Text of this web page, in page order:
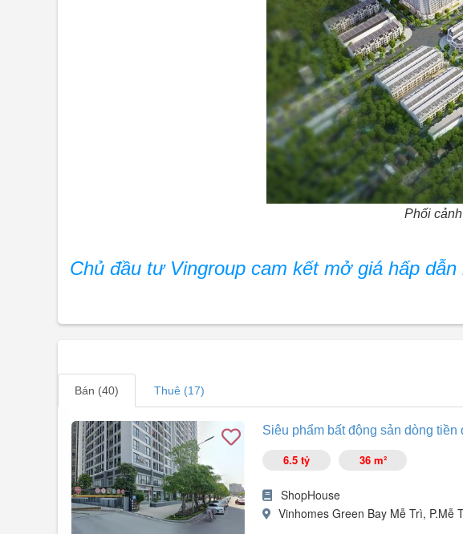
Phối
Chủ đầu tư Vingroup cam kết mở giá hấp dẫn
Bán (40) Thuê (17)
Siêu phẩm bất động sản dòng
6.5 tỷ 36 m²
ShopHouse
Vinhomes Green Bay Mễ Trì, P.Mễ